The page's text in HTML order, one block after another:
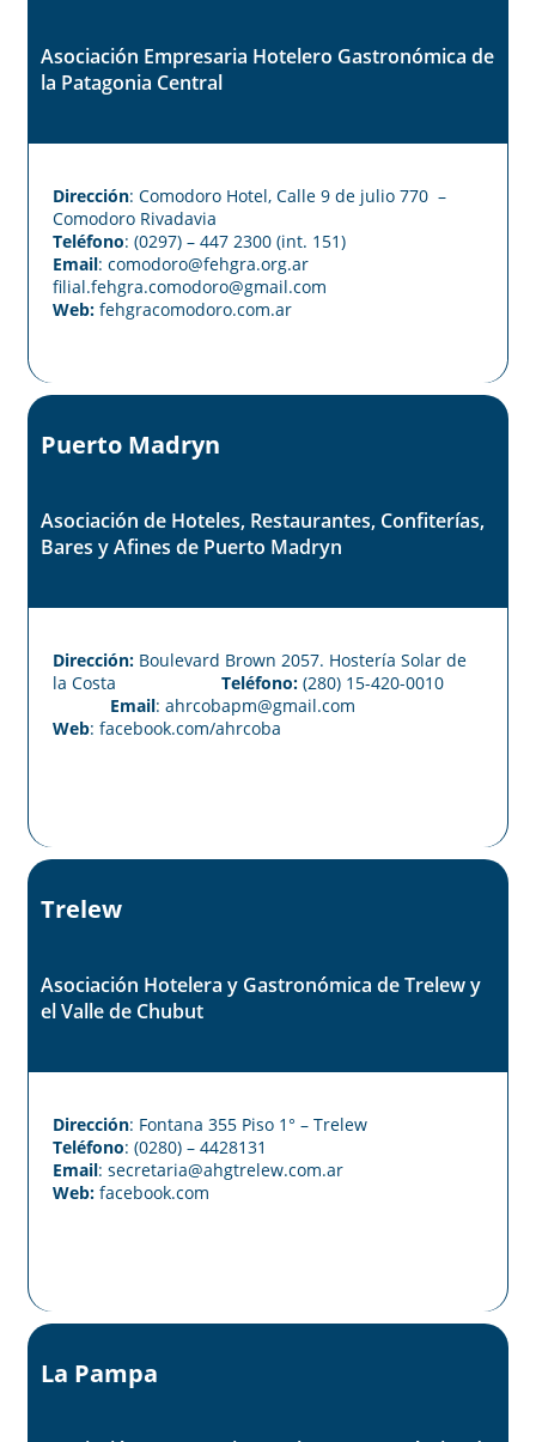
Asociación Empresaria Hotelero Gastronómica de
la Patagonia Central
Dirección: Comodoro Hotel, Calle 9 de julio 770 –
Comodoro Rivadavia
Teléfono: (0297) – 447 2300 (int. 151)
Email: comodoro@fehgra.org.ar
filial.fehgra.comodoro@gmail.com
Web: fehgracomodoro.com.ar
Puerto Madryn
Asociación de Hoteles, Restaurantes, Confiterías,
Bares y Afines de Puerto Madryn
Dirección: Boulevard Brown 2057. Hostería Solar de
la Costa Teléfono: (280) 15-420-0010
Email: ahrcobapm@gmail.com
Web: facebook.com/ahrcoba
Trelew
Asociación Hotelera y Gastronómica de Trelew y
el Valle de Chubut
Dirección: Fontana 355 Piso 1° – Trelew
Teléfono: (0280) – 4428131
Email: secretaria@ahgtrelew.com.ar
Web: facebook.com
La Pampa